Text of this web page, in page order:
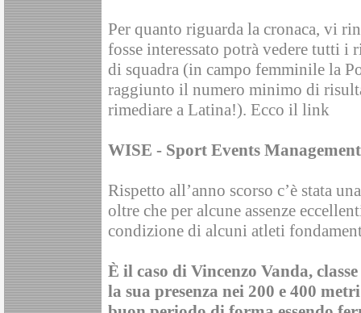
Per quanto riguarda la cronaca, vi
fosse interessato potrà vedere tutti i
di squadra (in campo femminile la
raggiunto il numero minimo di
rimediare a Latina!). Ecco il link
WISE - Sport Events Management
Rispetto all’anno scorso c’è stata
oltre che per alcune assenze
condizione di alcuni atleti
È il caso di Vincenzo Vanda,
la sua presenza nei 200 e 400